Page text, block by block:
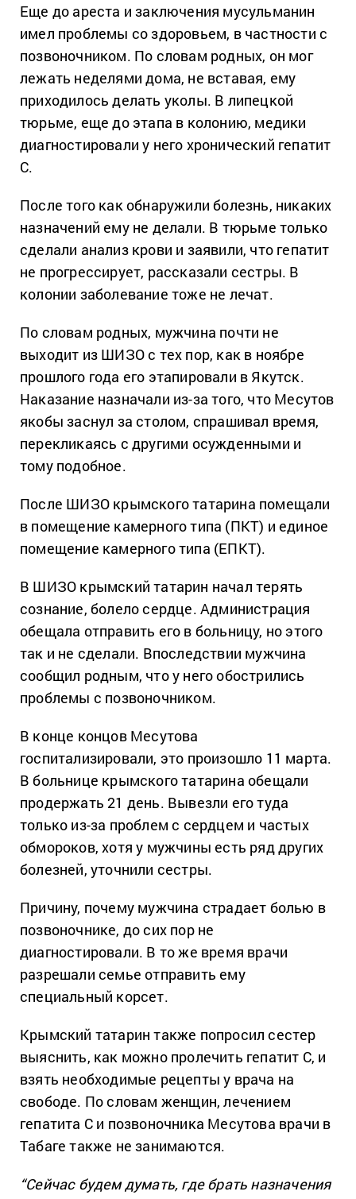
Еще до ареста и заключения мусульманин
имел проблемы со здоровьем, в частности с
позвоночником. По словам родных, он мог
лежать неделями дома, не вставая, ему
приходилось делать уколы. В липецкой
тюрьме, еще до этапа в колонию, медики
диагностировали у него хронический гепатит
С.
После того как обнаружили болезнь, никаких
назначений ему не делали. В тюрьме только
сделали анализ крови и заявили, что гепатит
не прогрессирует, рассказали сестры. В
колонии заболевание тоже не лечат.
По словам родных, мужчина почти не
выходит из ШИЗО с тех пор, как в ноябре
прошлого года его этапировали в Якутск.
Наказание назначали из-за того, что Месутов
якобы заснул за столом, спрашивал время,
перекликаясь с другими осужденными и
тому подобное.
После ШИЗО крымского татарина помещали
в помещение камерного типа (ПКТ) и единое
помещение камерного типа (ЕПКТ).
В ШИЗО крымский татарин начал терять
сознание, болело сердце. Администрация
обещала отправить его в больницу, но этого
так и не сделали. Впоследствии мужчина
сообщил родным, что у него обострились
проблемы с позвоночником.
В конце концов Месутова
госпитализировали, это произошло 11 марта.
В больнице крымского татарина обещали
продержать 21 день. Вывезли его туда
только из-за проблем с сердцем и частых
обмороков, хотя у мужчины есть ряд других
болезней, уточнили сестры.
Причину, почему мужчина страдает болью в
позвоночнике, до сих пор не
диагностировали. В то же время врачи
разрешали семье отправить ему
специальный корсет.
Крымский татарин также попросил сестер
выяснить, как можно пролечить гепатит С, и
взять необходимые рецепты у врача на
свободе. По словам женщин, лечением
гепатита С и позвоночника Месутова врачи в
Табаге также не занимаются.
“Сейчас будем думать, где брать назначения